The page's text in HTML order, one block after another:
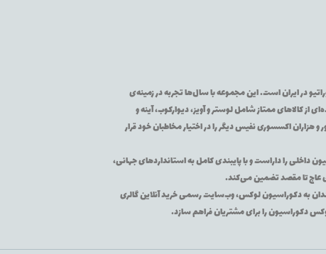
در ایران است. این مجموعه با سال‌ها تجربه در زمینه‌ی
کالاهای ممتاز شامل لوستر و آویز، دیوارکوب، آینه و
هزاران اکسسوری نفیس دیگر را در اختیار مخاطبان خود قرار
داخلی را داراست و با پایبندی کامل به استانداردهای جهانی،
عاج تا مقصد تضمین می‌کند.
به دکوراسیون لوکس، وب‌سایت رسمی خرید آنلاین گالری
دکوراسیون را برای مشتریان فراهم سازد.